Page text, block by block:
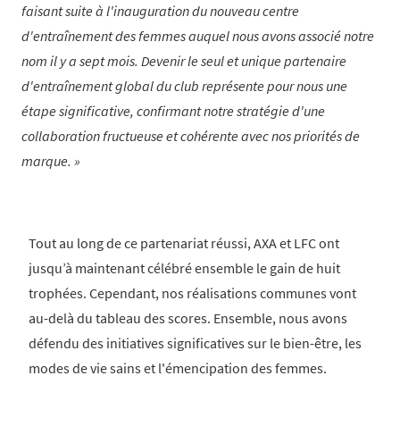
faisant suite à l'inauguration du nouveau centre
d'entraînement des femmes auquel nous avons associé notre
nom il y a sept mois. Devenir le seul et unique partenaire
d'entraînement global du club représente pour nous une
étape significative, confirmant notre stratégie d'une
collaboration fructueuse et cohérente avec nos priorités de
marque.
Tout au long de ce partenariat réussi, AXA et LFC ont
jusqu’à maintenant célébré ensemble le gain de huit
trophées. Cependant, nos réalisations communes vont
au-delà du tableau des scores. Ensemble, nous avons
défendu des initiatives significatives sur le bien-être, les
modes de vie sains et l'émencipation des femmes.